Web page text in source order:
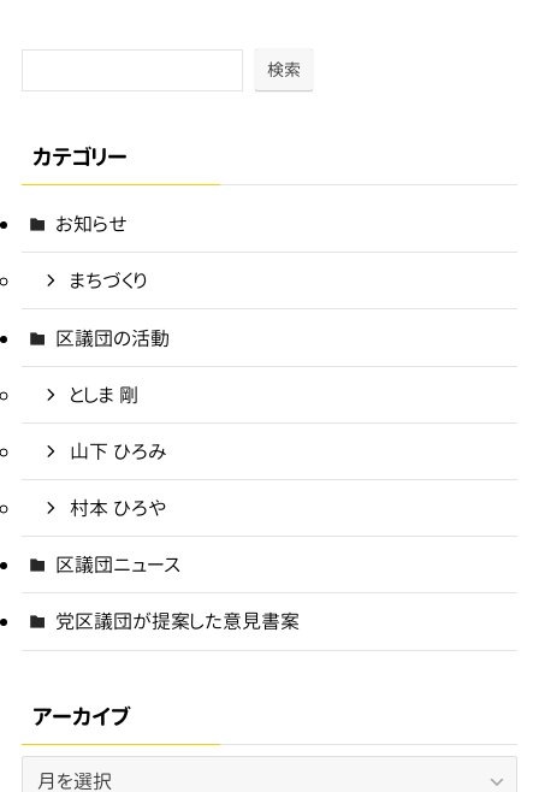
検索
カテゴリー
お知らせ
まちづくり
区議団の活動
としま 剛
山下 ひろみ
村本 ひろや
区議団ニュース
党区議団が提案した意見書案
アーカイブ